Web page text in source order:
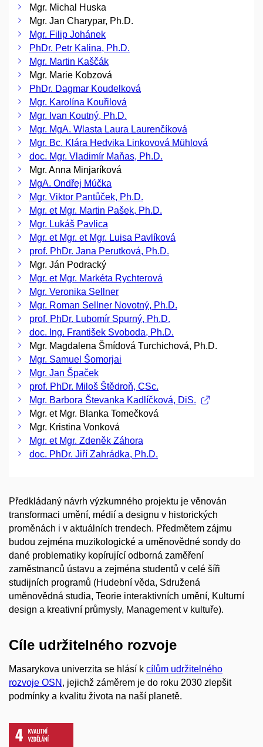
Mgr. Michal Huska
Mgr. Jan Charypar, Ph.D.
Mgr. Filip Johánek
PhDr. Petr Kalina, Ph.D.
Mgr. Martin Kaščák
Mgr. Marie Kobzová
PhDr. Dagmar Koudelková
Mgr. Karolína Kouřilová
Mgr. Ivan Koutný, Ph.D.
Mgr. MgA. Wlasta Laura Laurenčíková
Mgr. Bc. Klára Hedvika Linkovová Mühlová
doc. Mgr. Vladimír Maňas, Ph.D.
Mgr. Anna Minjaríková
MgA. Ondřej Múčka
Mgr. Viktor Pantůček, Ph.D.
Mgr. et Mgr. Martin Pašek, Ph.D.
Mgr. Lukáš Pavlica
Mgr. et Mgr. et Mgr. Luisa Pavlíková
prof. PhDr. Jana Perutková, Ph.D.
Mgr. Ján Podracký
Mgr. et Mgr. Markéta Rychterová
Mgr. Veronika Sellner
Mgr. Roman Sellner Novotný, Ph.D.
prof. PhDr. Lubomír Spurný, Ph.D.
doc. Ing. František Svoboda, Ph.D.
Mgr. Magdalena Šmídová Turchichová, Ph.D.
Mgr. Samuel Šomorjai
Mgr. Jan Špaček
prof. PhDr. Miloš Štědroň, CSc.
Mgr. Barbora Števanka Kadlíčková, DiS.
Mgr. et Mgr. Blanka Tomečková
Mgr. Kristina Vonková
Mgr. et Mgr. Zdeněk Záhora
doc. PhDr. Jiří Zahrádka, Ph.D.
Předkládaný návrh výzkumného projektu je věnován
transformaci umění, médií a designu v historických
proměnách i v aktuálních trendech. Předmětem zájmu
budou zejména muzikologické a uměnovědné sondy do
dané problematiky kopírující odborná zaměření
zaměstnanců ústavu a zejména studentů v celé šíři
studijních programů (Hudební věda, Sdružená
uměnovědná studia, Teorie interaktivních umění, Kulturní
design a kreativní průmysly, Management v kultuře).
Cíle udržitelného rozvoje
Masarykova univerzita se hlásí k cílům udržitelného
rozvoje OSN , jejichž záměrem je do roku 2030 zlepšit
podmínky a kvalitu života na naší planetě.